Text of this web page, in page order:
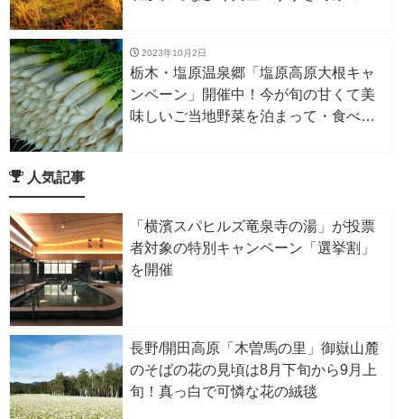
2023年10月2日
栃木・塩原温泉郷「塩原高原大根キャ
ンペーン」開催中！今が旬の甘くて美
味しいご当地野菜を泊まって・食べ
人気記事
「横濱スパヒルズ竜泉寺の湯」が投票
者対象の特別キャンペーン「選挙割」
を開催
長野/開田高原「木曽馬の里」御嶽山麓
のそばの花の見頃は8月下旬から9月上
旬！真っ白で可憐な花の絨毯